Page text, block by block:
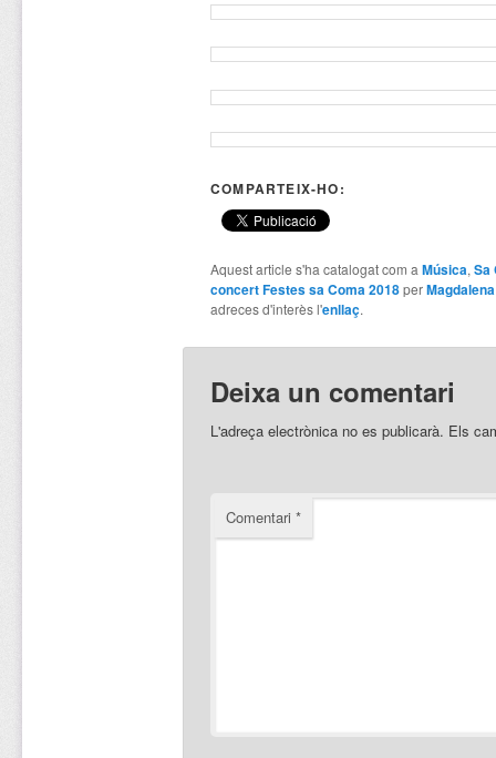
COMPARTEIX-HO:
Aquest article s'ha catalogat com a Música, Sa
concert Festes sa Coma 2018per
adreces d'interès l'enllaç.
Deixa un comentari
L'adreça electrònica no es publicarà. Els
Comentari *